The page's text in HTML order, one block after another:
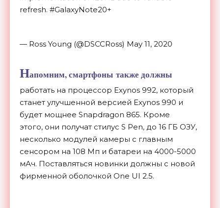
refresh. #GalaxyNote20+
— Ross Young (@DSCCRoss) May 11, 2020
Напомним, смартфоны также должны
работать на процессор Exynos 992, который
станет улучшенной версией Exynos 990 и
будет мощнее Snapdragon 865. Кроме
этого, они получат стилус S Pen, до 16 ГБ ОЗУ,
несколько модулей камеры с главным
сенсором на 108 Мп и батареи на 4000-5000
мАч. Поставляться новинки должны с новой
фирменной оболочкой One UI 2.5.